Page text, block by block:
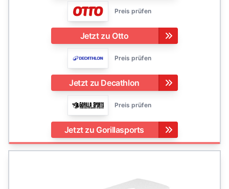
Preis prüfen
Jetzt zu Otto
Preis prüfen
Jetzt zu Decathlon
Preis prüfen
Jetzt zu Gorillasports